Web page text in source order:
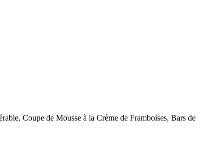
Coupe de Mousse à la Crème de Framboises, Bars de